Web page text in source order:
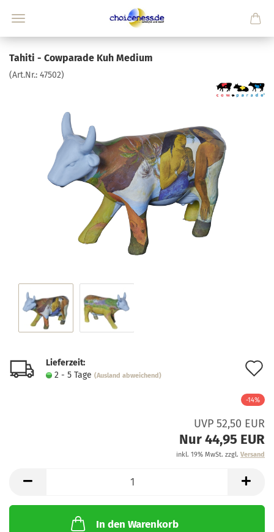
Tahiti - Cowparade Kuh Medium
(Art.Nr.: 47502)
Lieferzeit:
2 - 5 Tage (Ausland abweichend)
-14%
UVP 52,50 EUR
Nur 44,95 EUR
inkl. 19% MwSt. zzgl. Versand
In den Warenkorb